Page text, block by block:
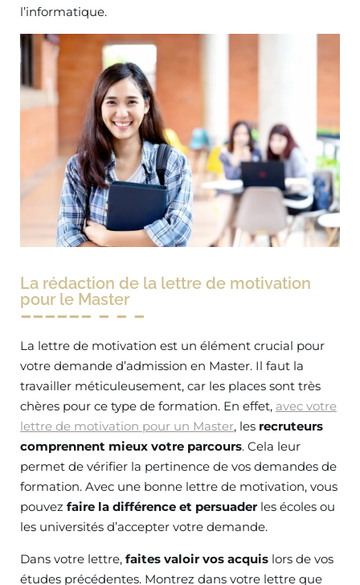
l’informatique.
La rédaction de la lettre de motivation
pour le Master
La lettre de motivation est un élément crucial pour
votre demande d’admission en Master. Il faut la
travailler méticuleusement, car les places sont très
chères pour ce type de formation. En effet, avec votre
lettre de motivation pour un Master, les recruteurs
comprennent mieux votre parcours. Cela leur
permet de vérifier la pertinence de vos demandes de
formation. Avec une bonne lettre de motivation, vous
pouvez faire la différence et persuader les écoles ou
les universités d’accepter votre demande.
Dans votre lettre, faites valoir vos acquis lors de vos
études précédentes. Montrez dans votre lettre que